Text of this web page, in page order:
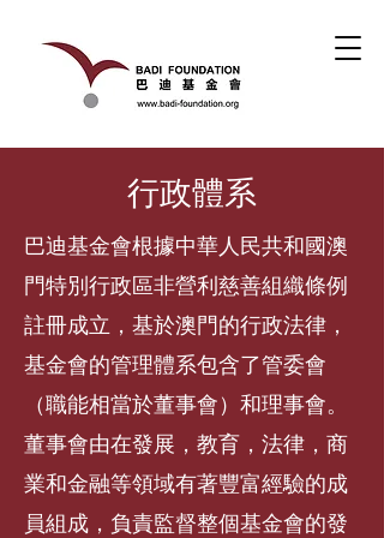
行政體系
巴迪基金會根據中華人民共和國澳
門特別行政區非營利慈善組織條例
註冊成立，基於澳門的行政法律，
基金會的管理體系包含了管委會
（職能相當於董事會）和理事會。
董事會由在發展，教育，法律，商
業和金融等領域有著豐富經驗的成
員組成，負責監督整個基金會的發